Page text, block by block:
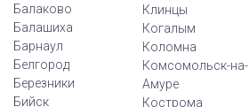
Балаково
Балашиха
Барнаул
Белгород
Березники
Бийск
Клинцы
Когалым
Коломна
Комсомольск-на-
Амуре
Кострома